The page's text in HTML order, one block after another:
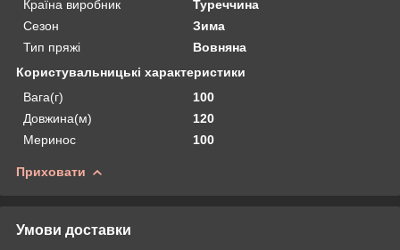
Країна виробник
Туреччина
Сезон
Зима
Тип пряжі
Вовняна
Користувальницькі характеристики
Вага(г)
100
Довжина(м)
120
Меринос
100
Приховати
Умови доставки